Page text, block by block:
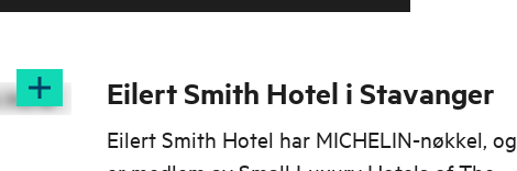
Eilert Smith Hotel i Stavanger
Eilert Smith Hotel har MICHELIN-nøkkel, og